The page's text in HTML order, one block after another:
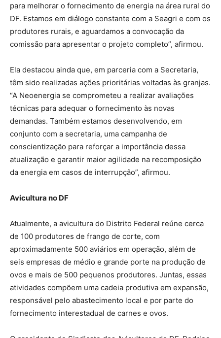
para melhorar o fornecimento de energia na área rural do
DF. Estamos em diálogo constante com a Seagri e com os
produtores rurais, e aguardamos a convocação da
comissão para apresentar o projeto completo”, afirmou.
Ela destacou ainda que, em parceria com a Secretaria,
têm sido realizadas ações prioritárias voltadas às granjas.
“A Neoenergia se comprometeu a realizar avaliações
técnicas para adequar o fornecimento às novas
demandas. Também estamos desenvolvendo, em
conjunto com a secretaria, uma campanha de
conscientização para reforçar a importância dessa
atualização e garantir maior agilidade na recomposição
da energia em casos de interrupção”, afirmou.
Avicultura no DF
Atualmente, a avicultura do Distrito Federal reúne cerca
de 100 produtores de frango de corte, com
aproximadamente 500 aviários em operação, além de
seis empresas de médio e grande porte na produção de
ovos e mais de 500 pequenos produtores. Juntas, essas
atividades compõem uma cadeia produtiva em expansão,
responsável pelo abastecimento local e por parte do
fornecimento interestadual de carnes e ovos.